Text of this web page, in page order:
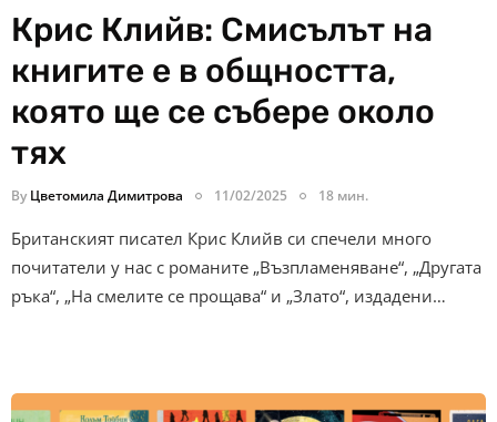
Крис Клийв: Смисълът на
книгите е в общността,
която ще се събере около
тях
By Цветомила Димитрова 11/02/2025 18 мин.
Британският писател Крис Клийв си спечели много
почитатели у нас с романите „Възпламеняване“, „Другата
ръка“, „На смелите се прощава“ и „Злато“, издадени…